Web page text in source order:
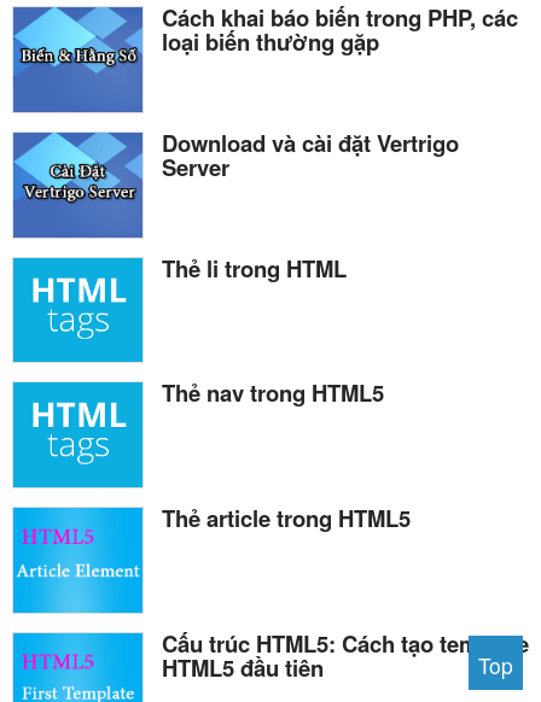
Cách khai báo biến trong PHP, các
loại biến thường gặp
Download và cài đặt Vertrigo
Server
Thẻ li trong HTML
Thẻ nav trong HTML5
Thẻ article trong HTML5
Cấu trúc HTML5: Cách tạo template
HTML5 đầu tiên Top